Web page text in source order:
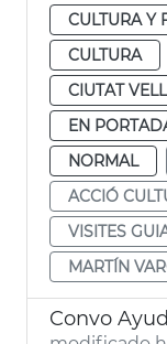
CULTURA Y
CULTURA
CIUTAT
EN
NORMAL
ACCIÓ
VISITES
MARTÍN